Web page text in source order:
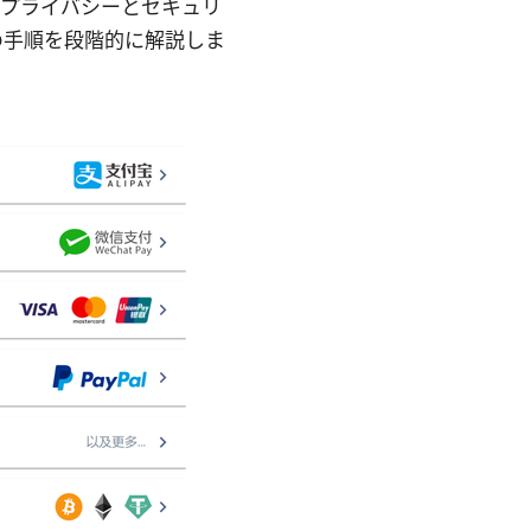
ライバシーとセキュリ
順を段階的に解説しま